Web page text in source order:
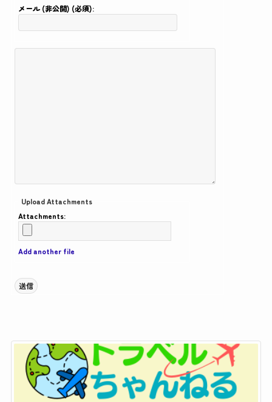
メール (非公開) (必須):
Upload Attachments
Attachments:
Add another file
送信